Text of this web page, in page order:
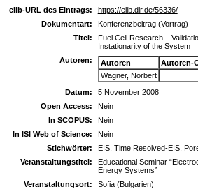
elib-URL des Eintrags:
https://elib.dlr.de/56336/
Dokumentart:
Konferenzbeitrag (Vortrag)
Titel:
Fuel Cell Research –
Instationarity of the System
Autoren:
Autoren
Autoren-
Wagner, Norbert
Datum:
5 November 2008
Open Access:
Nein
In SCOPUS:
Nein
In ISI Web of Science:
Nein
Stichwörter:
EIS, Time Resolved-EIS,
Veranstaltungstitel:
Educational Seminar
Energy Systems”
Veranstaltungsort:
Sofia (Bulgarien)